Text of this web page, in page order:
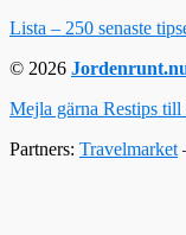
Lista – 250 senaste
© 2026
Mejla gärna Restips till
Partners: Travelmarket